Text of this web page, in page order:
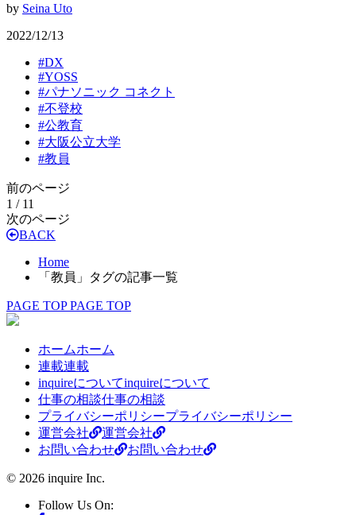
by Seina Uto
2022/12/13
#DX
#YOSS
#パナソニック コネクト
#不登校
#公教育
#大阪公立大学
#教員
前のページ
1 / 11
次のページ
BACK
Home
「教員」タグの記事一覧
PAGE TOP PAGE TOP
ホームホーム
連載連載
inquireについてinquireについて
仕事の相談仕事の相談
プライバシーポリシープライバシーポリシー
運営会社
運営会社
お問い合わせ
お問い合わせ
© 2026 inquire Inc.
Follow Us On: